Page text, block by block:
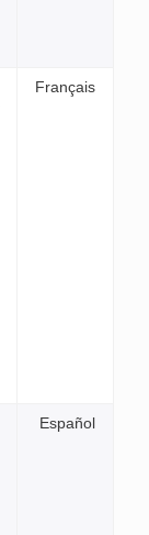
Français
Español